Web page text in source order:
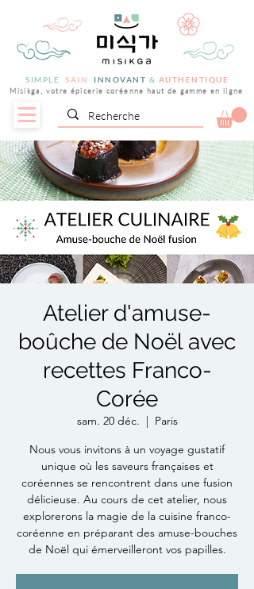
SIMPLE SAIN INNOVANT & AUTHENTIQUE
Misikga, votre épicerie coréenne haut de gamme en ligne
Atelier d'amuse-
boûche de Noël avec
recettes Franco-
Corée
sam. 20 déc.
  |
Paris
Nous vous invitons à un voyage gustatif
unique où les saveurs françaises et
coréennes se rencontrent dans une fusion
délicieuse. Au cours de cet atelier, nous
explorerons la magie de la cuisine franco-
coréenne en préparant des amuse-bouches
de Noël qui émerveilleront vos papilles.